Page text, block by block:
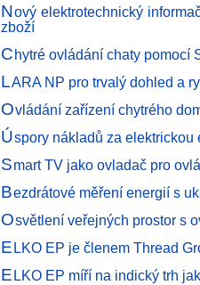
Nový elektrotechnický
zboží
Chytré ovládání chaty pomocí
LARA NP pro trvalý dohled a
Ovládání zařízení chytrého
Úspory nákladů za
Smart TV jako ovladač pro
Bezdrátové měření energií s
Osvětlení veřejných prostor s
ELKO EP je členem Thread
ELKO EP míří na indický trh